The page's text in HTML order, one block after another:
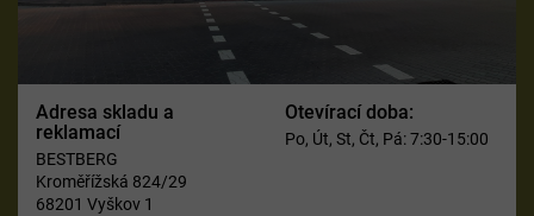
Adresa skladu a
reklamací
BESTBERG
Kroměřížská 824/29
68201 Vyškov 1
Otevírací doba:
Po, Út, St, Čt, Pá: 7:30-15:00